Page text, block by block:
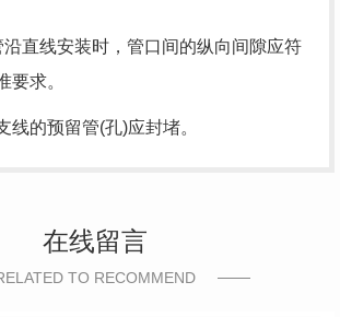
直线安装时，管口间的纵向间隙应符
要求。
线的预留管(孔)应封堵。
在线留言
TO RECOMMEND